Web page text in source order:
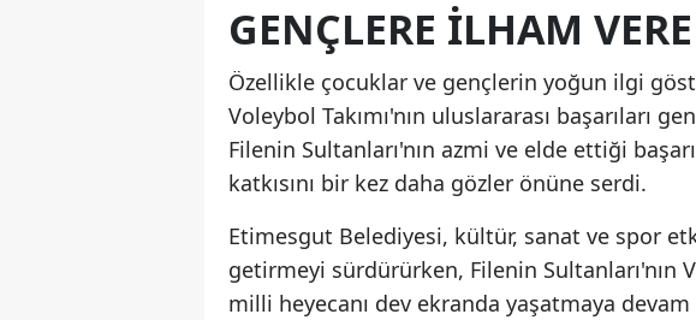
GENÇLERE İLHAM
Özellikle çocuklar ve gençlerin yoğun ilgi
Voleybol Takımı'nın uluslararası başarıları
Filenin Sultanları'nın azmi ve elde ettiği
katkısını bir kez daha gözler önüne serdi.
Etimesgut Belediyesi, kültür, sanat ve spor
getirmeyi sürdürürken, Filenin
milli heyecanı dev ekranda yaşatmaya devam